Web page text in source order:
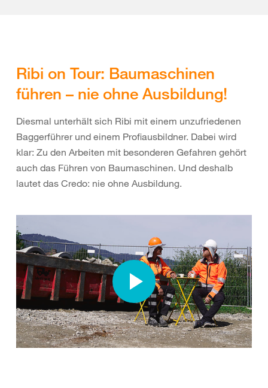
Ribi on Tour: Baumaschinen
führen – nie ohne Ausbildung!
Diesmal unterhält sich Ribi mit einem unzufriedenen
Baggerführer und einem Profiausbildner. Dabei wird
klar: Zu den Arbeiten mit besonderen Gefahren gehört
auch das Führen von Baumaschinen. Und deshalb
lautet das Credo: nie ohne Ausbildung.